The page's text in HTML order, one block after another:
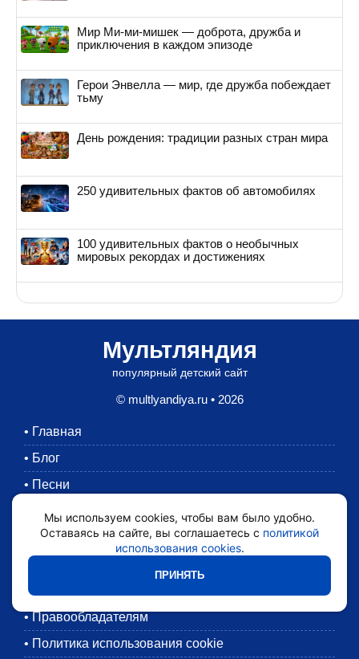
Мир Ми-ми-мишек — доброта, дружба и
приключения в каждом эпизоде
Герои Энвелла — мир, где дружба побеждает
тьму
День рождения: традиции разных стран мира
250 удивительных фактов об автомобилях
100 удивительных фактов о необычных
мировых рекордах и достижениях
Мультляндия
популярный детский сайт
© multlyandiya.ru • 2026
• Главная
• Блог
• Песни
Раскраски
Картинки
•
•
• Правообладателям
• Политика использования cookie
Мы используем cookies, чтобы вам было удобно.
Оставаясь на сайте, вы соглашаетесь с политикой
использования cookies.
ПРИНЯТЬ